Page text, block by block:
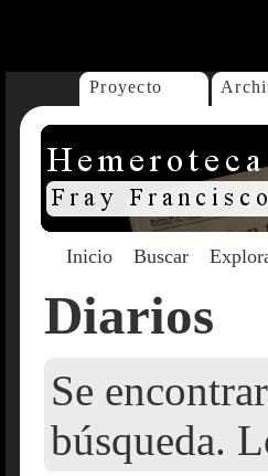
Proyecto
Inicio Buscar
Diarios
Se
búsqueda.